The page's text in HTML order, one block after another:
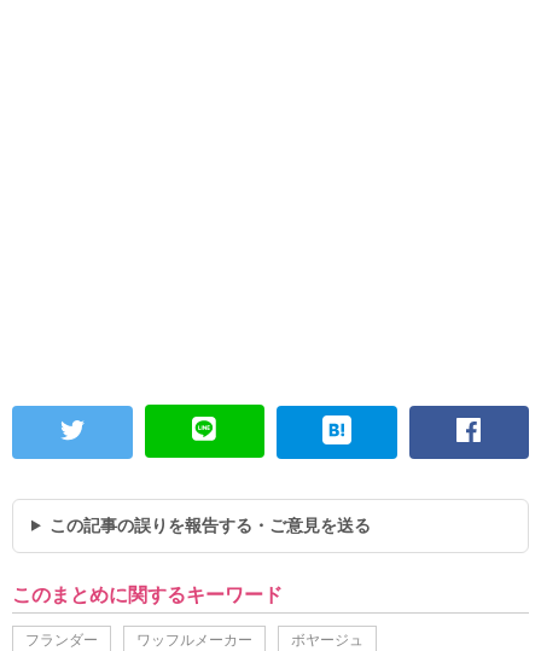
この記事の誤りを報告する・ご意見を送る
このまとめに関するキーワード
フランダー ワッフルメーカー ボヤージュ